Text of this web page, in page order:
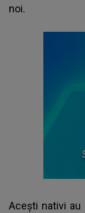
noi.
Acești nativi